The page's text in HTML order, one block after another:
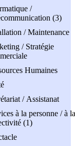
/
(3)
/ Maintenance
/ Stratégie
Humaines
/ Assistanat
à la personne / à la
(1)